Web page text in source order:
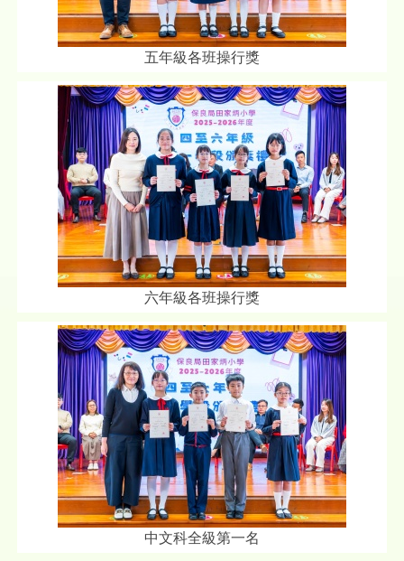
五年級各班操行獎
六年級各班操行獎
中文科全級第一名